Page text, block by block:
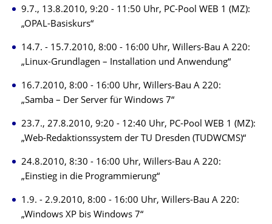
9.7., 13.8.2010, 9:20 - 11:50 Uhr, PC-Pool WEB 1 (MZ):
„OPAL-Basiskurs“
14.7. - 15.7.2010, 8:00 - 16:00 Uhr, Willers-Bau A 220:
„Linux-Grundlagen – Installation und Anwendung“
16.7.2010, 8:00 - 16:00 Uhr, Willers-Bau A 220:
„Samba – Der Server für Windows 7“
23.7., 27.8.2010, 9:20 - 12:40 Uhr, PC-Pool WEB 1 (MZ):
„Web-Redaktionssystem der TU Dresden (TUDWCMS)“
24.8.2010, 8:30 - 16:00 Uhr, Willers-Bau A 220:
„Einstieg in die Programmierung“
1.9. - 2.9.2010, 8:00 - 16:00 Uhr, Willers-Bau A 220:
„Windows XP bis Windows 7“